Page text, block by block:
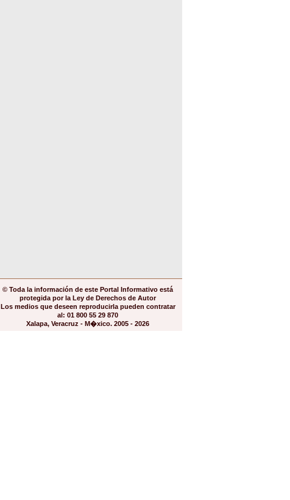
© Toda la información de este Portal Informativo está
protegida por la Ley de Derechos de Autor
Los medios que deseen reproducirla pueden contratar
al: 01 800 55 29 870
Xalapa, Veracruz - M�xico. 2005 - 2026